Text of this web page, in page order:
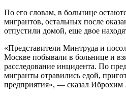
По его словам, в больнице
мигрантов, остальных после
отпустили домой, еще двое
«Представители Минтруда и
Москве побывали в больнице и
расследование инцидента. По
мигранты отравились едой,
предприятия», — сказал Иброхим